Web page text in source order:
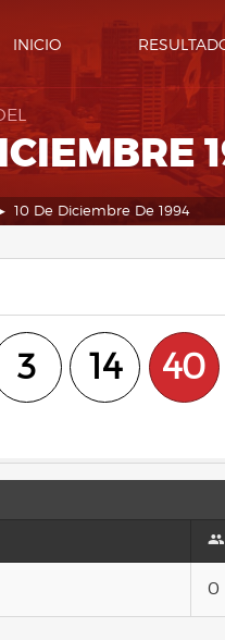
INICIO
10 De Diciembre De 1994
3 14 40
0